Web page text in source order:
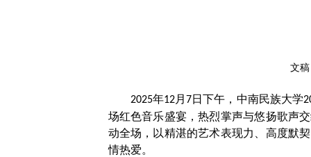
文
2025年12月 7日下午，中南民族大学
场红色音乐盛宴，热烈掌声与悠扬歌声
动全场，以精湛的艺术表现力、高度默
情热爱。